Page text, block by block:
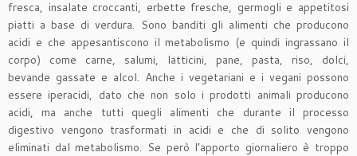
fresca, insalate croccanti, erbette fresche, germogli e appetitosi
piatti a base di verdura. Sono banditi gli alimenti che producono
acidi e che appesantiscono il metabolismo (e quindi ingrassano il
corpo) come carne, salumi, latticini, pane, pasta, riso, dolci,
bevande gassate e alcol. Anche i vegetariani e i vegani possono
essere iperacidi, dato che non solo i prodotti animali producono
acidi, ma anche tutti quegli alimenti che durante il processo
digestivo vengono trasformati in acidi e che di solito vengono
eliminati dal metabolismo. Se però l’apporto giornaliero è troppo